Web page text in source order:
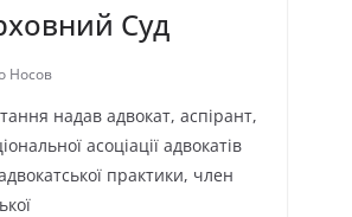
Суд
Носов
надав адвокат, аспірант,
асоціації адвокатів
практики, член